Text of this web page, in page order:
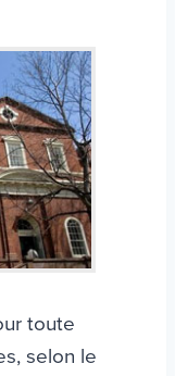
toute
selon le